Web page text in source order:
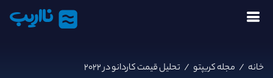
نااریب
خانه / مجله کریپتو / تحلیل قیمت کاردانو در ۲۰۲۲